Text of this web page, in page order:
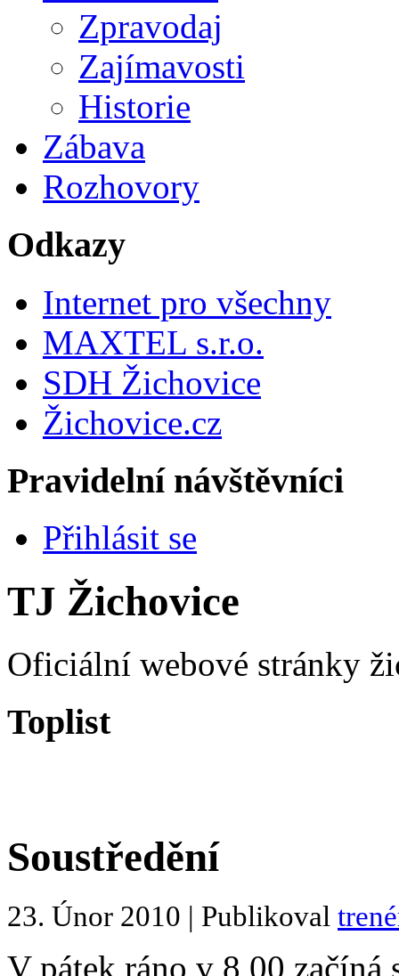
Zpravodaj
Zajímavosti
Historie
Zábava
Rozhovory
Odkazy
Internet pro všechny
MAXTEL s.r.o.
SDH Žichovice
Žichovice.cz
Pravidelní návštěvníci
Přihlásit se
TJ Žichovice
Oficiální webové stránky
Toplist
Soustředění
23. Únor 2010 | Publikoval
V pátek ráno v 8 00